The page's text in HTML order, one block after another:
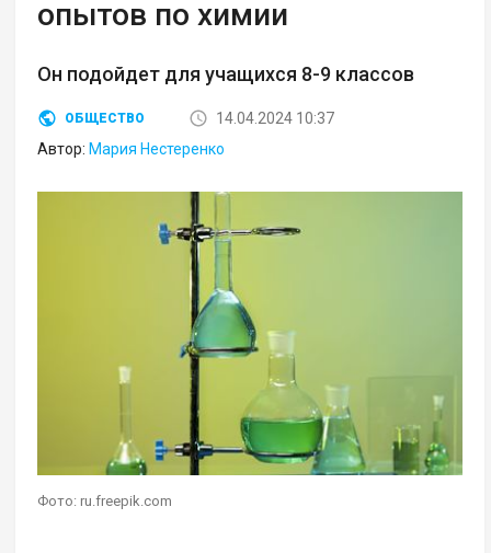
опытов по химии
Он подойдет для учащихся 8-9 классов
ОБЩЕСТВО
14.04.2024 10:37
Автор: Мария Нестеренко
Фото: ru.freepik.com